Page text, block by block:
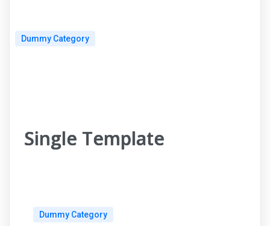
Dummy Category
Single Template
Dummy Category